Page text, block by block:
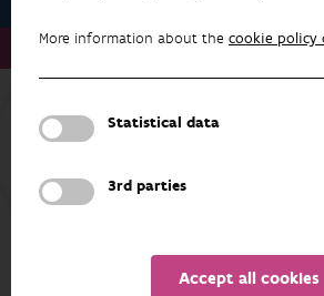
More information about the cookie policy
Statistical data
3rd parties
Accept all cookies
Vliegend hert Broedhopen
VLIEGEND HERT
Broedhopen
artificieel aangeboden dood